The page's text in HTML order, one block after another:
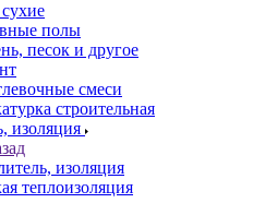
полы
песок и другое
смеси
строительная
изоляция
изоляция
теплоизоляция